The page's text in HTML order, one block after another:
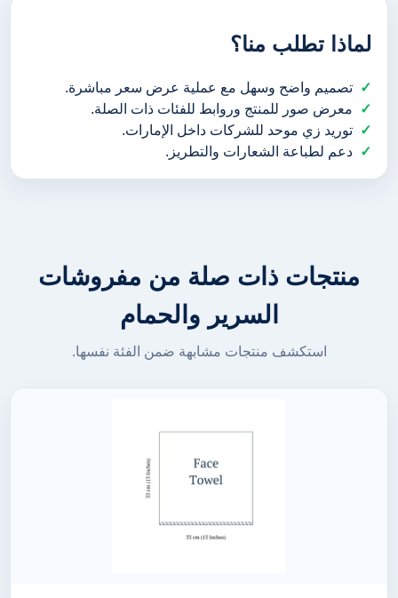
لماذا تطلب منا؟
تصميم واضح وسهل مع عملية عرض سعر مباشرة.
معرض صور للمنتج وروابط للفئات ذات الصلة.
توريد زي موحد للشركات داخل الإمارات.
دعم لطباعة الشعارات والتطريز.
منتجات ذات صلة من مفروشات
السرير والحمام
استكشف منتجات مشابهة ضمن الفئة نفسها.